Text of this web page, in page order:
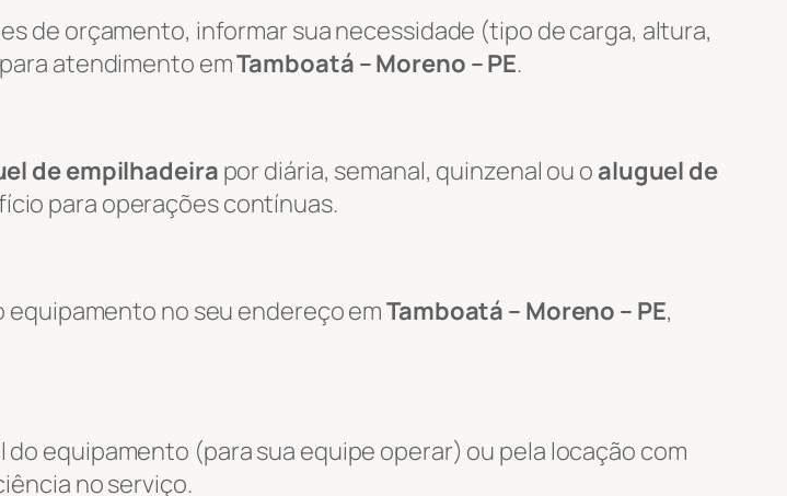
de orçamento, informar sua necessidade (tipo de carga, altura,
atendimento emTamboatá – Moreno – PE.
de empilhadeirapor diária, semanal, quinzenal ou o aluguel de
para operações contínuas.
equipamento no seu endereço emTamboatá – Moreno – PE,
equipamento (para sua equipe operar) ou pela locação com
no serviço.